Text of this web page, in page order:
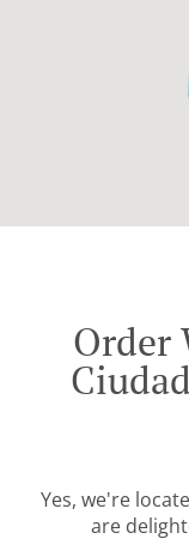
Order
Yes, we're
are